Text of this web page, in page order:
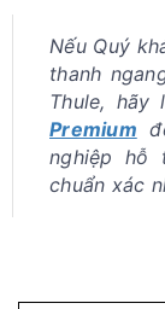
Nếu Quý
thanh
Thule, hãy
Premium
nghiệp hỗ
chuẩn xác